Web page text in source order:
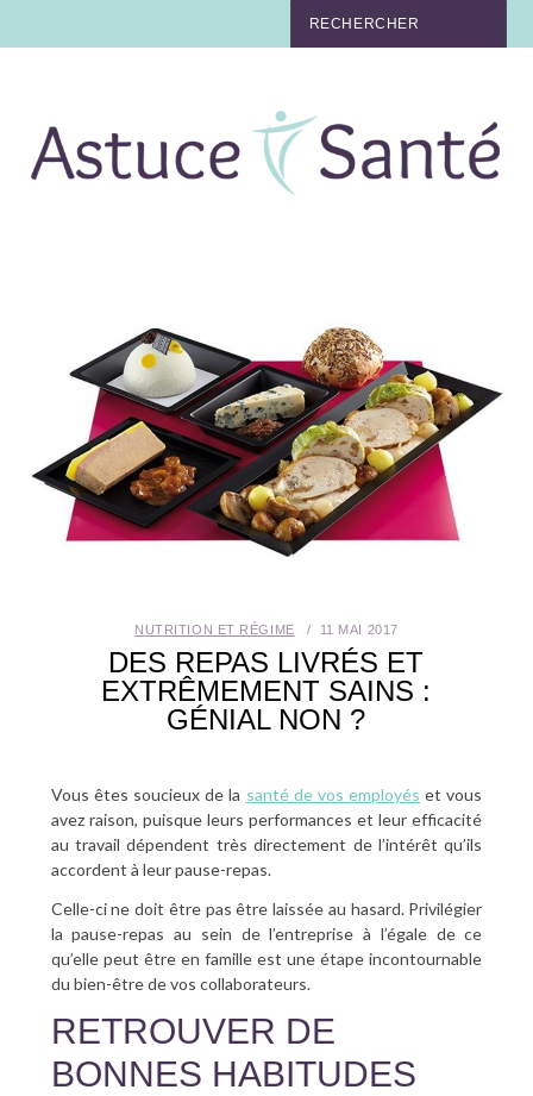
TABAC
MÉDECINE
MÉDECINE DOUCE
BIEN-ÊTRE
NUTRITION ET RÉGIME 11 MAI 2017
DES REPAS LIVRÉS ET
EXTRÊMEMENT SAINS :
GÉNIAL NON ?
Vous êtes soucieux de la santé de vos employés et vous
avez raison, puisque leurs performances et leur efficacité
au travail dépendent très directement de l’intérêt qu’ils
accordent à leur pause-repas.
Celle-ci ne doit être pas être laissée au hasard. Privilégier
la pause-repas au sein de l’entreprise à l’égale de ce
qu’elle peut être en famille est une étape incontournable
du bien-être de vos collaborateurs.
RETROUVER DE
BONNES HABITUDES